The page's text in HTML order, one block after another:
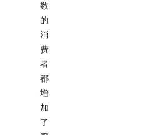
数
的
消
费
者
都
增
加
了